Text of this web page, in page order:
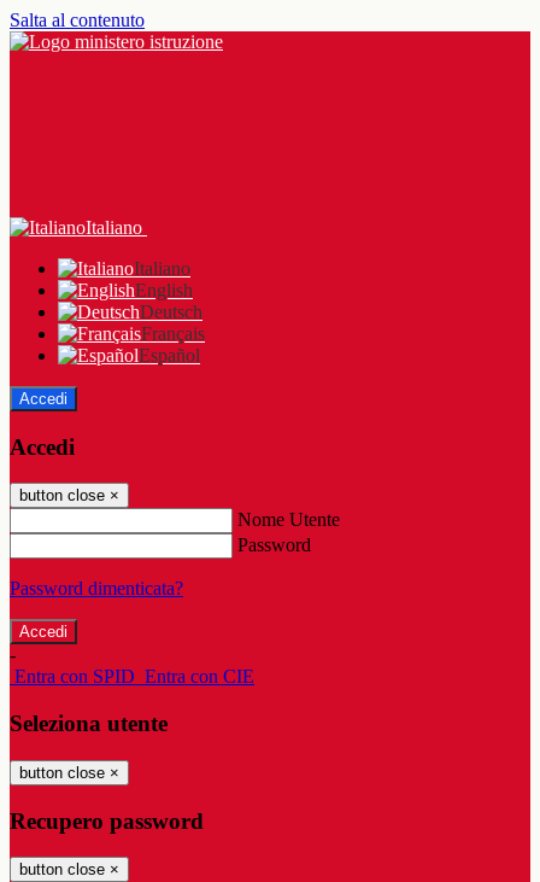
Salta al contenuto
Italiano
Italiano
English
Deutsch
Français
Español
Accedi
Accedi
button close ×
Nome Utente
Password
Password dimenticata?
-
Entra con SPID Entra con CIE
Seleziona utente
button close ×
Recupero password
button close ×